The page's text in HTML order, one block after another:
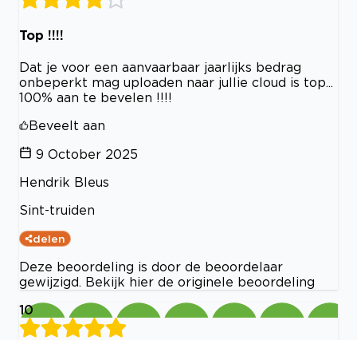
Top !!!!
Dat je voor een aanvaarbaar jaarlijks bedrag
onbeperkt mag uploaden naar jullie cloud is top...
100% aan te bevelen !!!!
Beveelt aan
9 October 2025
Hendrik Bleus
Sint-truiden
delen
Deze beoordeling is door de beoordelaar
gewijzigd. Bekijk hier de originele beoordeling
10